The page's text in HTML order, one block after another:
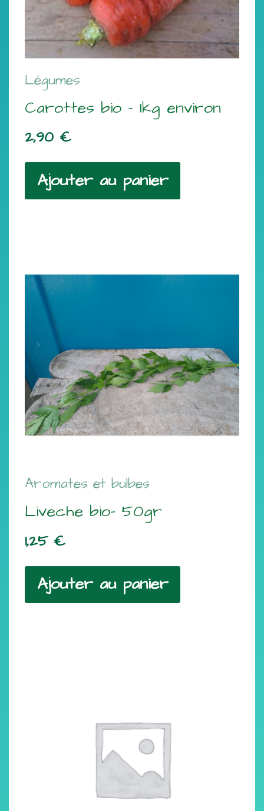
Légumes
Carottes bio – 1kg environ
2,90 €
Ajouter au panier
Aromates et bulbes
Liveche bio- 50gr
1,25 €
Ajouter au panier